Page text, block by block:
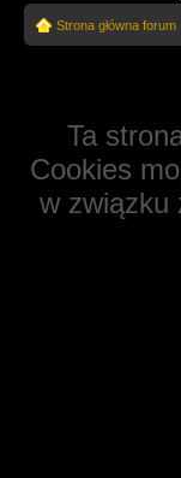
Strona główna forum
Ta
Cookies
w związku